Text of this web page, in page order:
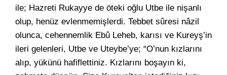
ile; Hazreti Rukayye de öteki oğlu Utbe ile nişanlı
olup, henüz evlenmemişlerdi. Tebbet sûresi nâzil
olunca, cehennemlik Ebû Leheb, karısı ve Kureyş’in
ileri gelenleri, Utbe ve Uteybe’ye; “O’nun kızlarını
alıp, yükünü hafiflettiniz. Kızlarını boşayın ki,